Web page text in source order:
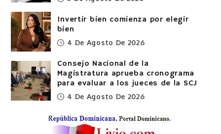
Invertir bien comienza por elegir
bien
4 De Agosto De 2026
Consejo Nacional de la
Magistratura aprueba cronograma
para evaluar a los jueces de la SCJ
4 De Agosto De 2026